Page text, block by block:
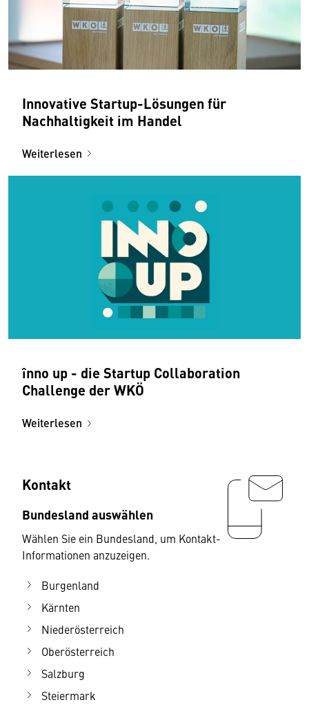
Innovative Startup-Lösungen für
Nachhaltigkeit im Handel
Weiterlesen
înno up - die Startup Collaboration
Challenge der WKÖ
Weiterlesen
Kontakt
Bundesland auswählen
Wählen Sie ein Bundesland, um Kontakt-
Informationen anzuzeigen.
Burgenland
Kärnten
Niederösterreich
Oberösterreich
Salzburg
Steiermark